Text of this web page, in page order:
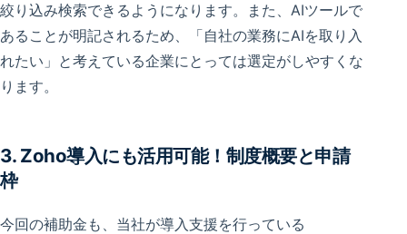
絞り込み検索できるようになります。また、AIツールで
あることが明記されるため、「自社の業務にAIを取り入
れたい」と考えている企業にとっては選定がしやすくな
ります。
3. Zoho導入にも活用可能！制度概要と申請
枠
今回の補助金も、当社が導入支援を行っている